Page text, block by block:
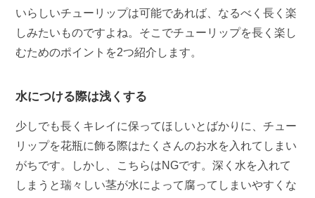
いらしいチューリップは可能であれば、なるべく長く楽
しみたいものですよね。そこでチューリップを長く楽し
むためのポイントを2つ紹介します。
水につける際は浅くする
少しでも長くキレイに保ってほしいとばかりに、チュー
リップを花瓶に飾る際はたくさんのお水を入れてしまい
がちです。しかし、こちらはNGです。深く水を入れて
しまうと瑞々しい茎が水によって腐ってしまいやすくな